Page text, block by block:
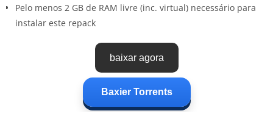
Pelo menos 2 GB de RAM livre (inc. virtual) necessário para
instalar este repack
baixar agora
Baxier Torrents